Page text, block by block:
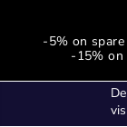
-5% on spare
-15% on
De
vis